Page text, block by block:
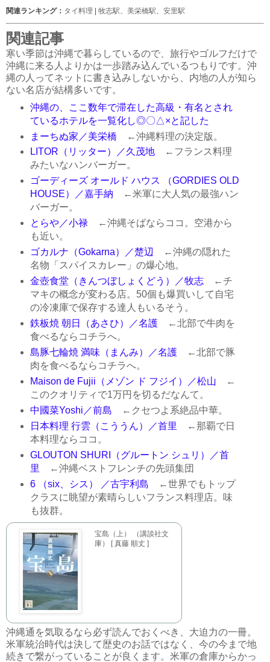
関連ランキング： タイ料理 | 牧志駅 美栄橋駅 安里駅
関連記事
寒い季節は沖縄で暮らしているので、旅行やゴルフだけで
沖縄に来る人よりかは一歩踏み込んでいるつもりです。沖
縄の人ってネットに書き込みしないから、内地の人が知ら
ない名店が結構多いです。
沖縄の、ここ数年で滞在した高級・有名とされ
ているホテルを一覧化し◎〇△×と記した
まーちぬ家／美栄橋 ←沖縄料理の決定版。
LITOR（リッター）／久茂地←フランス料理
みたいなハンバーガー。
ゴーディーズ オールド ハウス （GORDIES OLD
HOUSE）／嘉手納 ←米軍に大人気の最強ハン
バーガー。
とらや／小禄←沖縄そばならココ。空港から
も近い。
ゴカルナ（Gokarna）／楚辺
←沖縄の隠れた
名物「スパイスカレー」の爆心地。
金壺食堂（きんつぼしょくどう）／牧志←チ
マキの概念が変わる店。50個も爆買いして自宅
の冷凍庫で保存する達人もいるそう。
鉄板焼 朝日（あさひ）／名護←北部で牛肉を
食べるならコチラへ。
島豚七輪焼 満味（まんみ）／名護←北部で豚
肉を食べるならコチラへ。
Maison de Fujii（メゾン ド フジイ）／松山 ←
このクオリティで1万円を切るだなんて。
中國菜Yoshi／前島 ←クセつよ系絶品中華。
日本料理 行雲（こううん）／首里 ←那覇で日
本料理ならココ。
GLOUTON SHURI（グルートン シュリ）／首
里 ←沖縄ベストフレンチの先頭集団
6 （six、シス） ／古宇利島 ←世界でもトップ
クラスに眺望が素晴らしいフランス料理店。味
も抜群。
宝島（上） （講談社文
庫） [ 真藤 順丈 ]
沖縄通を気取るなら必ず読んでおくべき、大迫力の一冊。
米軍統治時代は決して歴史のお話ではなく、今の今まで地
続きで繋がっていることが良くます。米軍の倉庫からかっ